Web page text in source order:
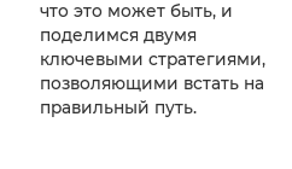
что это может быть, и
поделимся двумя
ключевыми стратегиями,
позволяющими встать на
правильный путь.